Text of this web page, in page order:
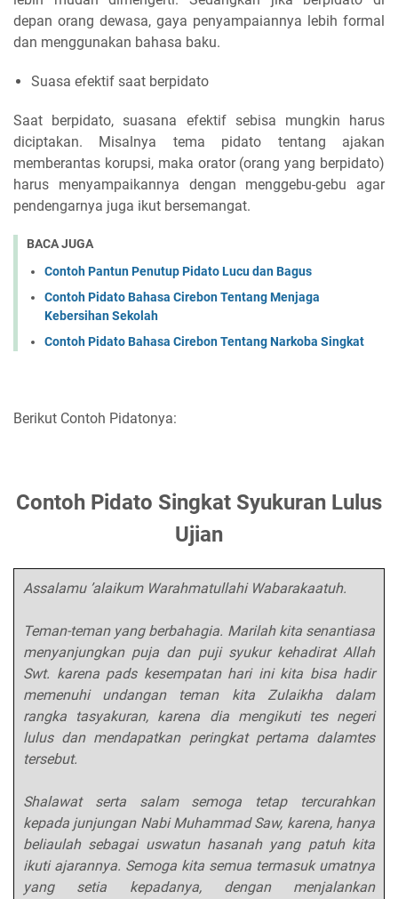
depan orang dewasa, gaya penyampaiannya lebih formal
dan menggunakan bahasa baku.
Suasa efektif saat berpidato
Saat berpidato, suasana efektif sebisa mungkin harus
diciptakan. Misalnya tema pidato tentang ajakan
memberantas korupsi, maka orator (orang yang berpidato)
harus menyampaikannya dengan menggebu-gebu agar
pendengarnya juga ikut bersemangat.
BACA JUGA
Contoh Pantun Penutup Pidato Lucu dan Bagus
Contoh Pidato Bahasa Cirebon Tentang Menjaga
Kebersihan Sekolah
Contoh Pidato Bahasa Cirebon Tentang Narkoba Singkat
Berikut Contoh Pidatonya:
Contoh Pidato Singkat Syukuran Lulus
Ujian
Assalamu ’alaikum Warahmatullahi Wabarakaatuh.
Teman-teman yang berbahagia. Marilah kita senantiasa
menyanjungkan puja dan puji syukur kehadirat Allah
Swt. karena pads kesempatan hari ini kita bisa hadir
memenuhi undangan teman kita Zulaikha dalam
rangka tasyakuran, karena dia mengikuti tes negeri
lulus dan mendapatkan peringkat pertama dalamtes
tersebut.
Shalawat serta salam semoga tetap tercurahkan
kepada junjungan Nabi Muhammad Saw, karena, hanya
beliaulah sebagai uswatun hasanah yang patuh kita
ikuti ajarannya. Semoga kita semua termasuk umatnya
yang setia kepadanya, dengan menjalankan